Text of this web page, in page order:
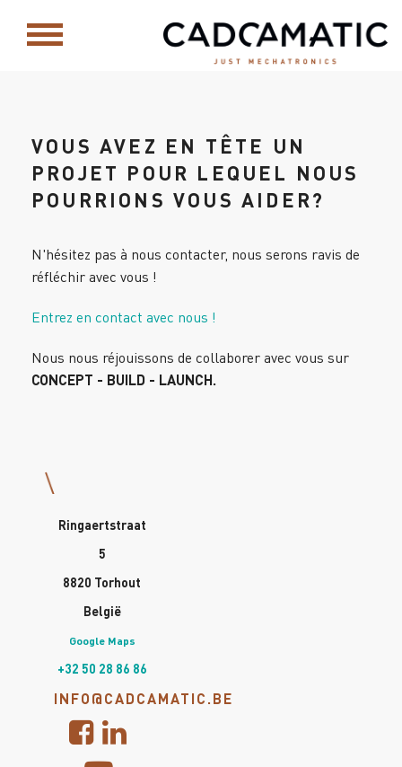
VOUS AVEZ EN TÊTE UN
PROJET POUR LEQUEL NOUS
POURRIONS VOUS AIDER?
N'hésitez pas à nous contacter, nous serons ravis de
réfléchir avec vous !
Entrez en contact avec nous !
Nous nous réjouissons de collaborer avec vous sur
CONCEPT - BUILD - LAUNCH.
Ringaertstraat
5
8820 Torhout
België
Google Maps
+32 50 28 86 86
INFO@CADCAMATIC.BE